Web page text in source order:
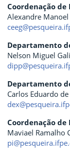
Coordenação de
Alexandre Manoel
Departamento
Nelson Miguel
Departamento
Carlos Eduardo
Coordenação
Maviael Ramalho